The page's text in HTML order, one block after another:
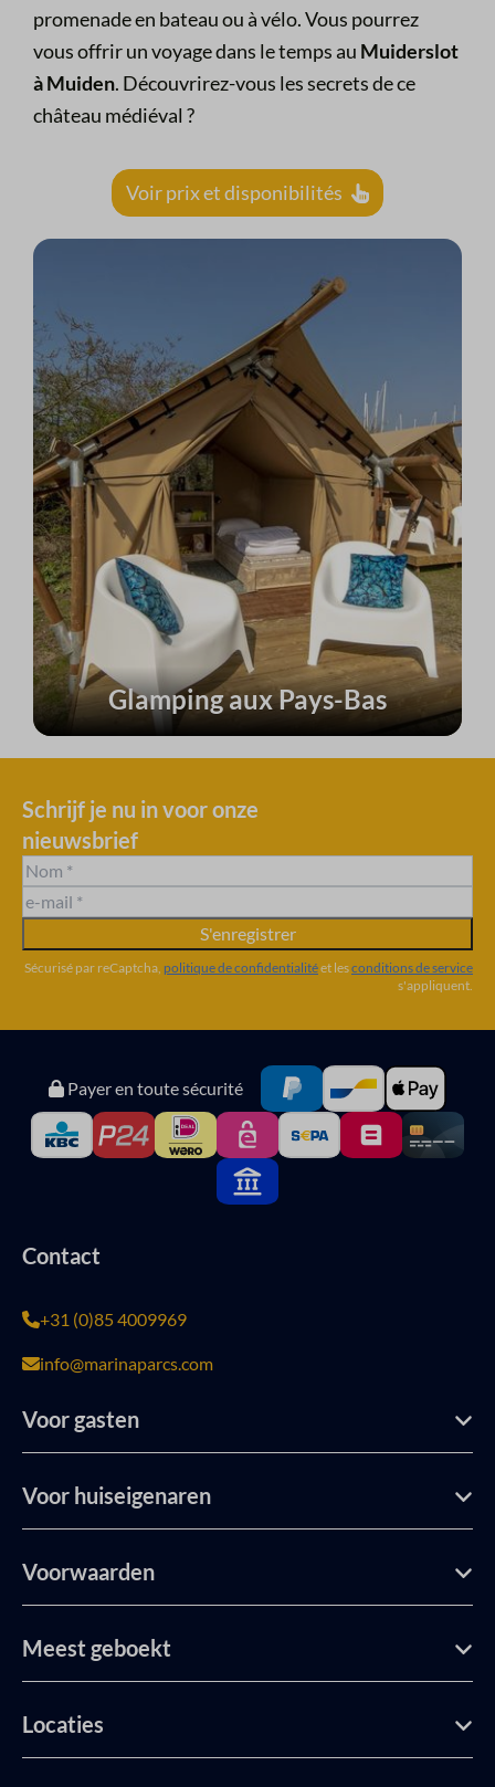
promenade en bateau ou à vélo. Vous pourrez
vous offrir un voyage dans le temps au Muiderslot
à Muiden. Découvrirez-vous les secrets de ce
château médiéval ?
Voir prix et disponibilités
Glamping aux Pays-Bas
Schrijf je nu in voor onze
nieuwsbrief
S'enregistrer
Sécurisé par reCaptcha, politique de confidentialitéet lesconditions de service
s'appliquent.
Payer en toute sécurité
Contact
+31 (0)85 4009969
info@marinaparcs.com
Voor gasten
Voor huiseigenaren
Voorwaarden
Meest geboekt
Locaties